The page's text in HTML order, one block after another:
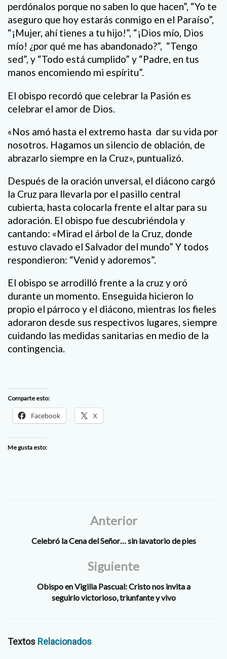
perdónalos porque no saben lo que hacen”, “Yo te
aseguro que hoy estarás conmigo en el Paraíso”,
“¡Mujer, ahí tienes a tu hijo!”, “¡Dios mío, Dios
mío! ¿por qué me has abandonado?”, “Tengo
sed”, y “Todo está cumplido” y “Padre, en tus
manos encomiendo mi espíritu”.
El obispo recordó que celebrar la Pasión es
celebrar el amor de Dios.
«Nos amó hasta el extremo hasta dar su vida por
nosotros. Hagamos un silencio de oblación, de
abrazarlo siempre en la Cruz», puntualizó.
Después de la oración unversal, el diácono cargó
la Cruz para llevarla por el pasillo central
cubierta, hasta colocarla frente el altar para su
adoración. El obispo fue descubriéndola y
cantando: «Mirad el árbol de la Cruz, donde
estuvo clavado el Salvador del mundo” Y todos
respondieron: “Venid y adoremos”.
El obispo se arrodilló frente a la cruz y oró
durante un momento. Enseguida hicieron lo
propio el párroco y el diácono, mientras los fieles
adoraron desde sus respectivos lugares, siempre
cuidando las medidas sanitarias en medio de la
contingencia.
Comparte esto:
Facebook X
Me gusta esto:
Anterior
Celebró la Cena del Señor… sin lavatorio de pies
Siguiente
Obispo en Vigilia Pascual: Cristo nos invita a
seguirlo victorioso, triunfante y vivo
Textos Relacionados